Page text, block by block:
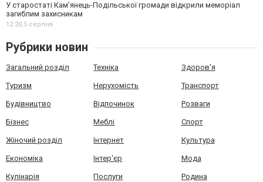
У старостаті Кам’янець-Подільської громади відкрили меморіал
загиблим захисникам
12:20, 5 серпня
Рубрики новин
Загальний розділ Техніка Здоров'я
Туризм Нерухомість Транспорт
Будівництво Відпочинок Розваги
Бізнес Меблі Спорт
Жіночий розділ Інтернет Культура
Економіка Інтер'єр Мода
Кулінарія Послуги Родина